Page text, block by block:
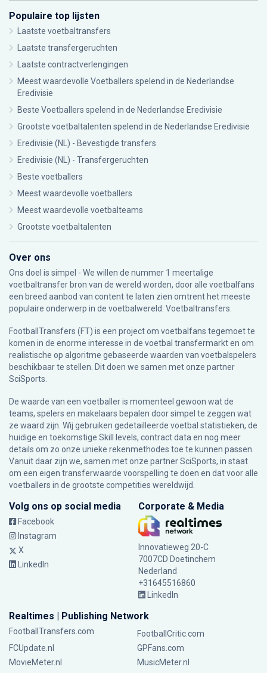
Populaire top lijsten
Laatste voetbaltransfers
Laatste transfergeruchten
Laatste contractverlengingen
Meest waardevolle Voetballers spelend in de Nederlandse
Eredivisie
Beste Voetballers spelend in de Nederlandse Eredivisie
Grootste voetbaltalenten spelend in de Nederlandse Eredivisie
Eredivisie (NL) - Bevestigde transfers
Eredivisie (NL) - Transfergeruchten
Beste voetballers
Meest waardevolle voetballers
Meest waardevolle voetbalteams
Grootste voetbaltalenten
Over ons
Ons doel is simpel - We willen de nummer 1 meertalige
voetbaltransfer bron van de wereld worden, door alle voetbalfans
een breed aanbod van content te laten zien omtrent het meeste
populaire onderwerp in de voetbalwereld: Voetbaltransfers.
FootballTransfers (FT) is een project om voetbalfans tegemoet te
komen in de enorme interesse in de voetbal transfermarkt en om
realistische op algoritme gebaseerde waarden van voetbalspelers
beschikbaar te stellen. Dit doen we samen met onze partner
SciSports
De waarde van een voetballer is momenteel gewoon wat de
teams, spelers en makelaars bepalen door simpel te zeggen wat
ze waard zijn. Wij gebruiken gedetailleerde voetbal statistieken, de
huidige en toekomstige Skill levels, contract data en nog meer
details om zo onze unieke rekenmethodes toe te kunnen passen.
Vanuit daar zijn we, samen met onze partner SciSports, in staat
om een eigen transferwaarde voorspelling te doen en dat voor alle
voetballers in de grootste competities wereldwijd.
Volg ons op social media
Facebook
Instagram
X
LinkedIn
Corporate & Media
Innovatieweg 20-C
7007CD Doetinchem
Nederland
+31645516860
LinkedIn
Realtimes | Publishing Network
FootballTransfers.com
FootballCritic.com
FCUpdate.nl
GPFans.com
MovieMeter.nl
MusicMeter.nl